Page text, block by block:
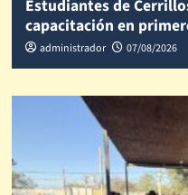
Estudiantes de
capacitación en
administrador 07/08/2026